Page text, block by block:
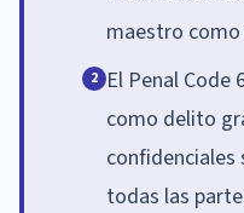
maestro
2 El Penal Code
como delito
todas las